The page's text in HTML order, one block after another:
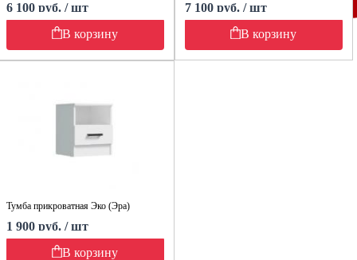
6 100 руб. / шт
В корзину
7 100 руб. / шт
В корзину
Тумба прикроватная Эко (Эра)
1 900 руб. / шт
В корзину